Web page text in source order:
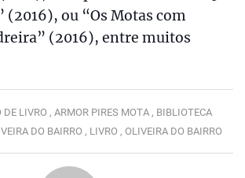
(2016), ou “Os Motas com
(2016), entre muitos
DE LIVRO , ARMOR PIRES MOTA , BIBLIOTECA
DO BAIRRO , LIVRO , OLIVEIRA DO BAIRRO